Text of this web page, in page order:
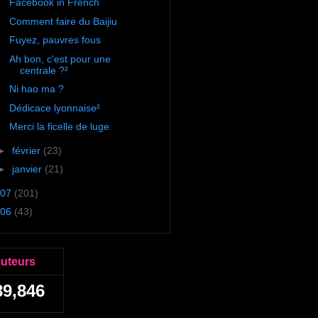
Comment faire du Baijiu
Fuyez, pauvres fous
Ah bon, c'est pour une
centrale ?²
Ni hao ma ?
Dédicace lyonnaise²
Merci la ficelle de luge
février (23)
janvier (21)
07 (201)
06 (43)